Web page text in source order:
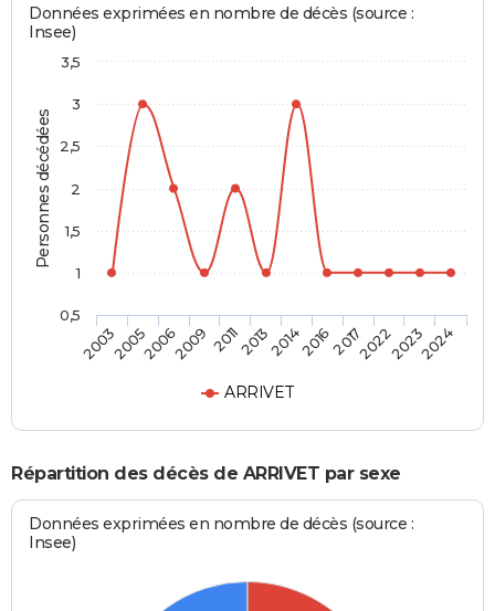
Personnes décédées
Données exprimées en nombre de décès (source :
Insee)
ARRIVET
2003200520062009 20112013201420162017202220232024
0,5
1
1,5
2
2,5
3
3,5
Répartition des décès de ARRIVET par sexe
Données exprimées en nombre de décès (source :
Insee)